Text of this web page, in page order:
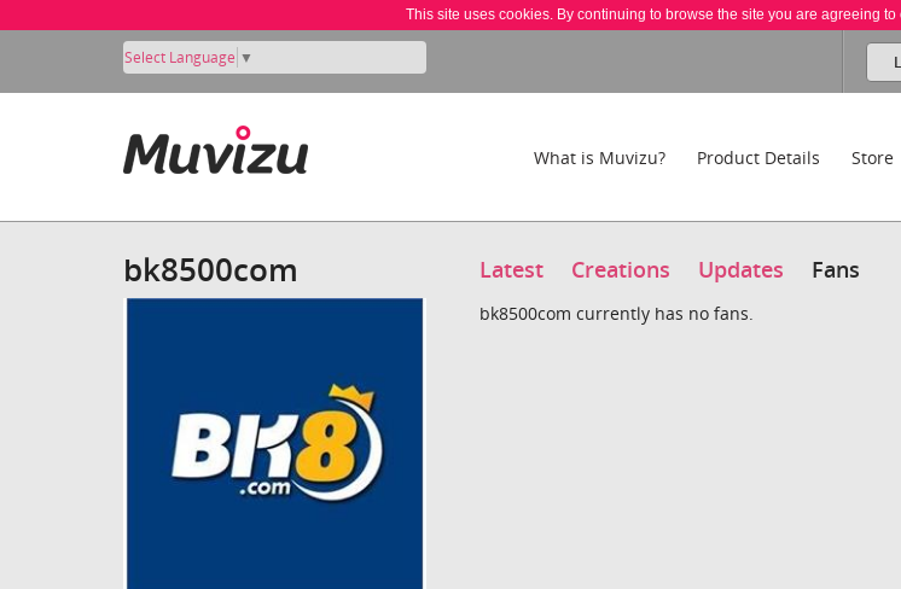
This site uses cookies. By continuing to browse the site you are agreeing to
Select Language ▼
What is Muvizu? Product Details Store
bk8500com Latest Creations Updates Fans
bk8500com currently has no fans.